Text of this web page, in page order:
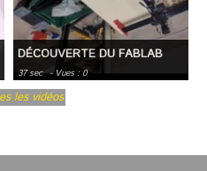
DÉCOUVERTE DU FABLAB
37 sec - Vues : 0
les vidéos